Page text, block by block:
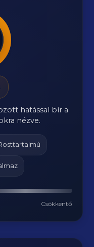
hatással bír a
nézve.
Csökkentő